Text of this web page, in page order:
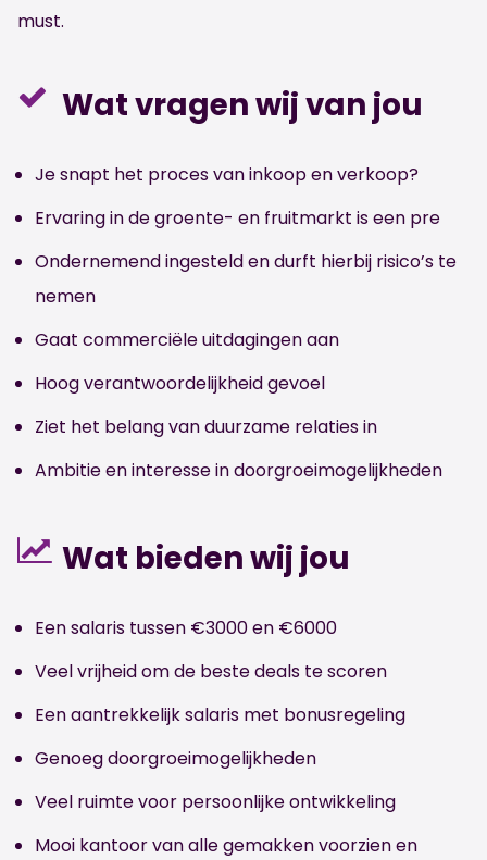
must.
Wat vragen wij van jou
Je snapt het proces van inkoop en verkoop?
Ervaring in de groente- en fruitmarkt is een pre
Ondernemend ingesteld en durft hierbij risico’s te
nemen
Gaat commerciële uitdagingen aan
Hoog verantwoordelijkheid gevoel
Ziet het belang van duurzame relaties in
Ambitie en interesse in doorgroeimogelijkheden
Wat bieden wij jou
Een salaris tussen €3000 en €6000
Veel vrijheid om de beste deals te scoren
Een aantrekkelijk salaris met bonusregeling
Genoeg doorgroeimogelijkheden
Veel ruimte voor persoonlijke ontwikkeling
Mooi kantoor van alle gemakken voorzien en